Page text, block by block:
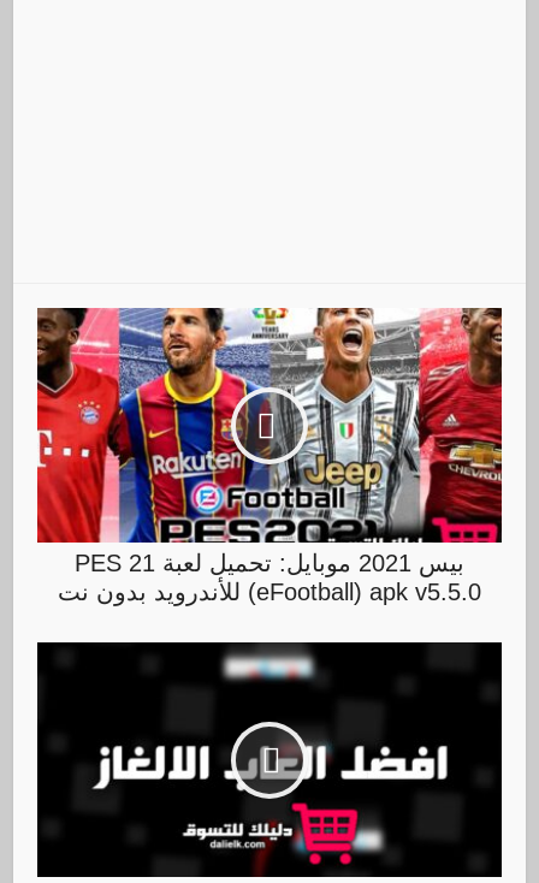
بيس 2021 موبايل: تحميل لعبة PES 21
(eFootball) apk v5.5.0 للأندرويد بدون نت